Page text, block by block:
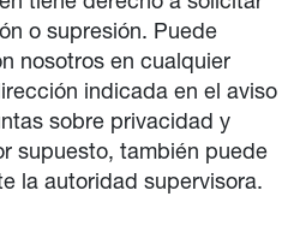
o supresión. Puede
nosotros en cualquier
indicada en el aviso
sobre privacidad y
supuesto, también puede
la autoridad supervisora.